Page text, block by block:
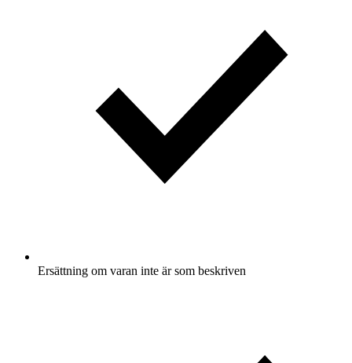
Ersättning om varan inte är som beskriven